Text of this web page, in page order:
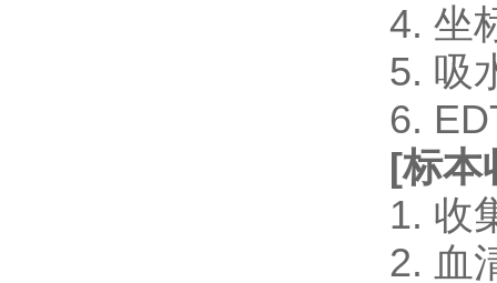
4. 坐
5. 吸
6.
[标本
1. 收
2. 血